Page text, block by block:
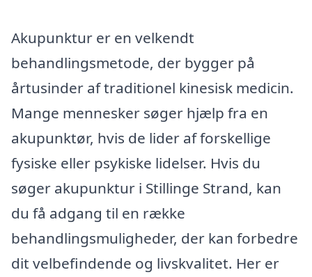
Akupunktur er en velkendt
behandlingsmetode, der bygger på
årtusinder af traditionel kinesisk medicin.
Mange mennesker søger hjælp fra en
akupunktør, hvis de lider af forskellige
fysiske eller psykiske lidelser. Hvis du
søger akupunktur i Stillinge Strand, kan
du få adgang til en række
behandlingsmuligheder, der kan forbedre
dit velbefindende og livskvalitet. Her er